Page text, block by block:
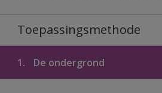
Toepassingsmethode
1. De ondergrond